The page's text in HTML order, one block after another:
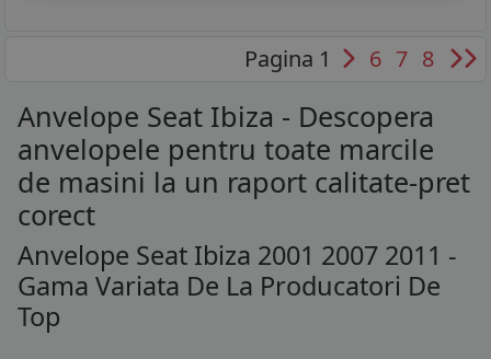
Pagina 1 6 7 8
Anvelope Seat Ibiza - Descopera
anvelopele pentru toate marcile
de masini la un raport calitate-pret
corect
Anvelope Seat Ibiza 2001 2007 2011 -
Gama Variata De La Producatori De
Top